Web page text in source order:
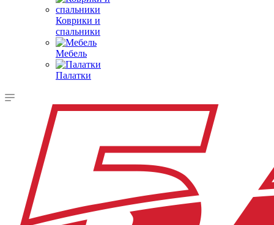
Коврики и
спальники
Мебель
Палатки